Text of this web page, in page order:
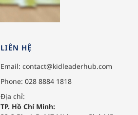
LIÊN HỆ
Email: contact@kidleaderhub.com
Phone: 028 8884 1818
Địa chỉ:
TP. Hồ Chí Minh: